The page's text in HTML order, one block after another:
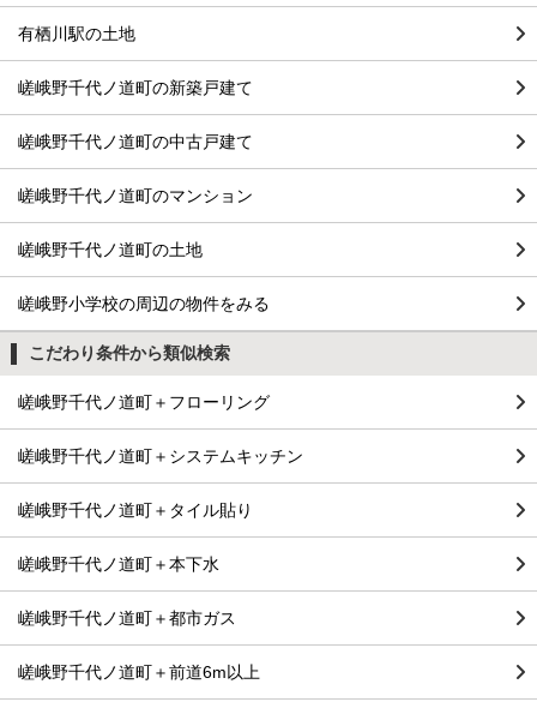
有栖川駅の土地
嵯峨野千代ノ道町の新築戸建て
嵯峨野千代ノ道町の中古戸建て
嵯峨野千代ノ道町のマンション
嵯峨野千代ノ道町の土地
嵯峨野小学校の周辺の物件をみる
こだわり条件から類似検索
嵯峨野千代ノ道町＋フローリング
嵯峨野千代ノ道町＋システムキッチン
嵯峨野千代ノ道町＋タイル貼り
嵯峨野千代ノ道町＋本下水
嵯峨野千代ノ道町＋都市ガス
嵯峨野千代ノ道町＋前道6m以上